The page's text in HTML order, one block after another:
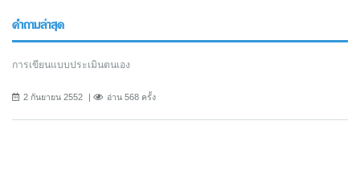
คำถามล่าสุด
การเขียนแบบประเมินตนเอง
2 กันยายน 2552 อ่าน 568 ครั้ง